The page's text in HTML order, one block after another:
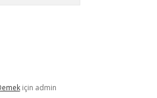
için admin